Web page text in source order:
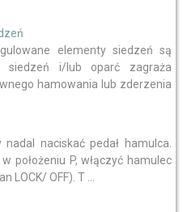
elementy siedzeń są
siedzeń i/lub oparć zagraża
hamowania lub zderzenia
naciskać pedał hamulca.
położeniu P, włączyć hamulec
LOCK/ OFF). T ...